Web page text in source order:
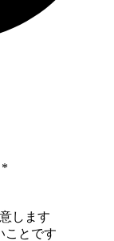
*
します
ことです